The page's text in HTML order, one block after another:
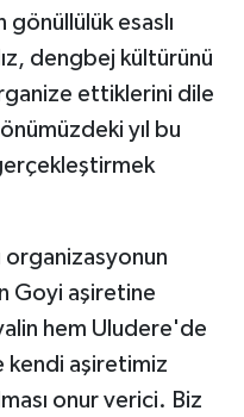
esaslı
dengbej kültürünü
ettiklerini dile
yıl bu
organizasyonun
Goyi aşiretine
hem Uludere'de
kendi aşiretimiz
onur verici. Biz